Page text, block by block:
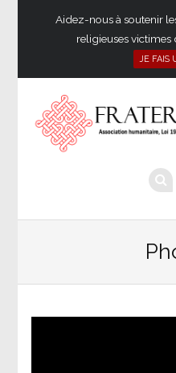
Aidez-nous à soutenir
religieuses victimes
JE FAIS